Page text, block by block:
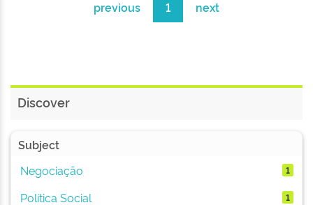
previous 1 next
Discover
Subject
Negociação
1
Política Social 1